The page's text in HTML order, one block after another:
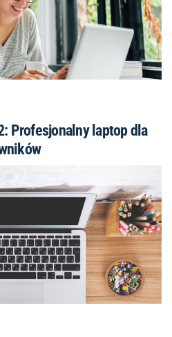
Profesjonalny laptop dla